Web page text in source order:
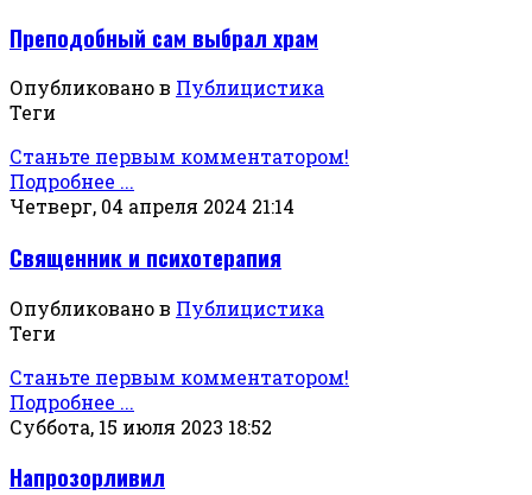
Преподобный сам выбрал храм
Опубликовано в Публицистика
Теги
Станьте первым комментатором!
Подробнее ...
Четверг, 04 апреля 2024 21:14
Священник и психотерапия
Опубликовано в Публицистика
Теги
Станьте первым комментатором!
Подробнее ...
Суббота, 15 июля 2023 18:52
Напрозорливил